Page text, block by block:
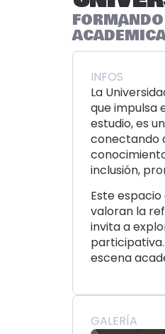
INFOS
La
que impulsa
estudio, es
conectando
inclusión,
Este
valoran la
invita a
escena
GALERÍA